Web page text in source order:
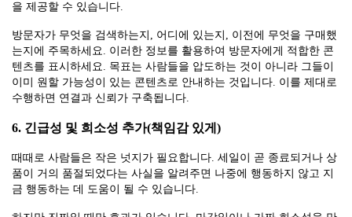
을 제공할 수 있습니다.
방문자가 무엇을 검색하는지, 어디에 있는지, 이전에 무엇을 구매했
는지에 주목하세요. 이러한 정보를 활용하여 방문자에게 적합한 콘
텐츠를 표시하세요. 목표는 사람들을 압도하는 것이 아니라 그들이
이미 원할 가능성이 있는 콘텐츠로 안내하는 것입니다. 이를 제대로
수행하면 연결과 신뢰가 구축됩니다.
6. 긴급성 및 희소성 추가(책임감 있게)
때때로 사람들은 작은 넛지가 필요합니다. 세일이 곧 종료되거나 상
품이 거의 품절되었다는 사실을 알려주면 나중에 행동하지 않고 지
금 행동하는 데 도움이 될 수 있습니다.